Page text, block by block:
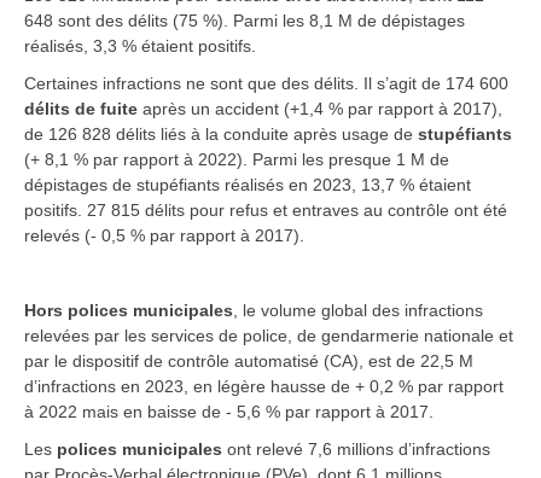
648 sont des délits (75 %). Parmi les 8,1 M de dépistages
réalisés, 3,3 % étaient positifs.
Certaines infractions ne sont que des délits. Il s’agit de 174 600
délits de fuite après un accident (+1,4 % par rapport à 2017),
de 126 828 délits liés à la conduite après usage de stupéfiants
(+ 8,1 % par rapport à 2022). Parmi les presque 1 M de
dépistages de stupéfiants réalisés en 2023, 13,7 % étaient
positifs. 27 815 délits pour refus et entraves au contrôle ont été
relevés (- 0,5 % par rapport à 2017).
Hors polices municipales , le volume global des infractions
relevées par les services de police, de gendarmerie nationale et
par le dispositif de contrôle automatisé (CA), est de 22,5 M
d’infractions en 2023, en légère hausse de + 0,2 % par rapport
à 2022 mais en baisse de - 5,6 % par rapport à 2017.
Les polices municipales ont relevé 7,6 millions d’infractions